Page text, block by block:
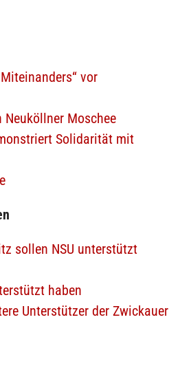
vor
Moschee
Solidarität mit
sollen NSU unterstützt
haben
Unterstützer der Zwickauer